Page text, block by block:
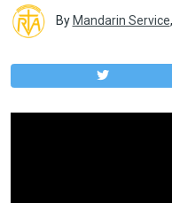
By Mandarin Service,